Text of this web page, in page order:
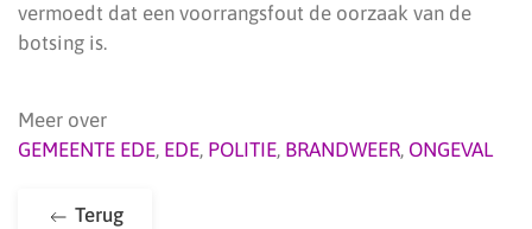
vermoedt dat een voorrangsfout de oorzaak van de
botsing is.
Meer over
GEMEENTE EDE, EDE, POLITIE, BRANDWEER, ONGEVAL
Terug